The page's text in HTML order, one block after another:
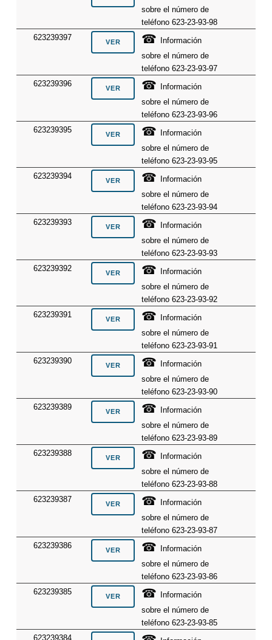
sobre el número de
teléfono 623-23-93-98
623239397
☎ Información
sobre el número de
teléfono 623-23-93-97
623239396
☎ Información
sobre el número de
teléfono 623-23-93-96
623239395
☎ Información
sobre el número de
teléfono 623-23-93-95
623239394
☎ Información
sobre el número de
teléfono 623-23-93-94
623239393
☎ Información
sobre el número de
teléfono 623-23-93-93
623239392
☎ Información
sobre el número de
teléfono 623-23-93-92
623239391
☎ Información
sobre el número de
teléfono 623-23-93-91
623239390
☎ Información
sobre el número de
teléfono 623-23-93-90
623239389
☎ Información
sobre el número de
teléfono 623-23-93-89
623239388
☎ Información
sobre el número de
teléfono 623-23-93-88
623239387
☎ Información
sobre el número de
teléfono 623-23-93-87
623239386
☎ Información
sobre el número de
teléfono 623-23-93-86
623239385
☎ Información
sobre el número de
teléfono 623-23-93-85
623239384